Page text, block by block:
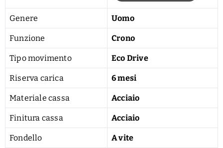
Genere Uomo
Funzione Crono
Tipo movimento Eco Drive
Riserva carica 6 mesi
Materiale cassa Acciaio
Finitura cassa Acciaio
Fondello A vite